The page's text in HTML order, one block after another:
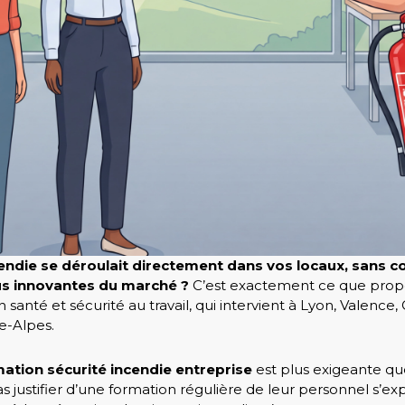
se déroulait directement dans vos locaux, sans
innovantes du marché ? C’est exactement ce que
santé et sécurité au travail, qui intervient à Lyon,
Alpes.
sécurité incendie entreprise est plus exigeante
d’une formation régulière de leur personnel